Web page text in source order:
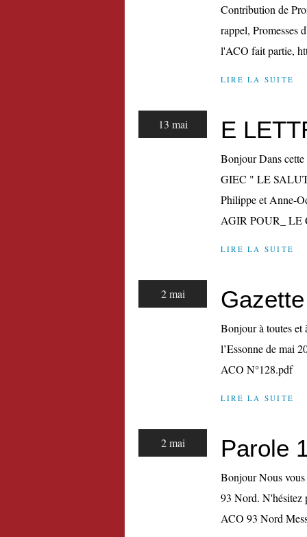
Contribution de
rappel, Promesses
l'ACO fait partie,
LIRE LA SUITE
13 mai E
Bonjour Dans cette
GIEC " LE
Philippe et Anne-
AGIR POUR_ LE
LIRE LA SUITE
2 mai
Bonjour à toutes et
l’Essonne de mai
ACO N°128.pdf
LIRE LA SUITE
2 mai Parole
Bonjour Nous vous
93 Nord. N'hésitez
ACO 93 Nord